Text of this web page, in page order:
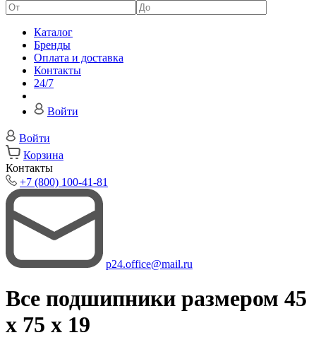
Каталог
Бренды
Оплата и доставка
Контакты
24/7
Войти
Войти
Корзина
Контакты
+7 (800) 100-41-81
p24.office@mail.ru
Все подшипники размером 45
x 75 x 19